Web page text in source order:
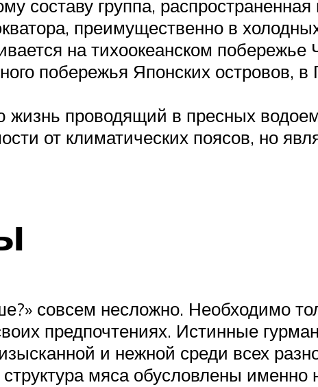
составу группа, распространенная
преимущественно в
на тихоокеанском побережье
побережья Японских островов,
жизнь проводящий в пресных
от климатических поясов, но
совсем несложно. Необходимо
предпочтениях. Истинные
и нежной среди всех
мяса обусловлены именно